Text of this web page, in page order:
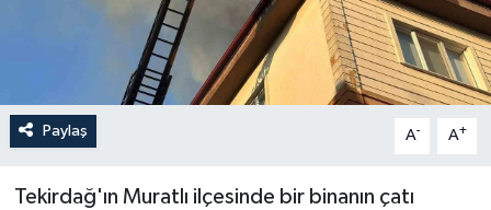
Paylaş A- A+
Tekirdağ'ın Muratlı ilçesinde bir binanın çatı